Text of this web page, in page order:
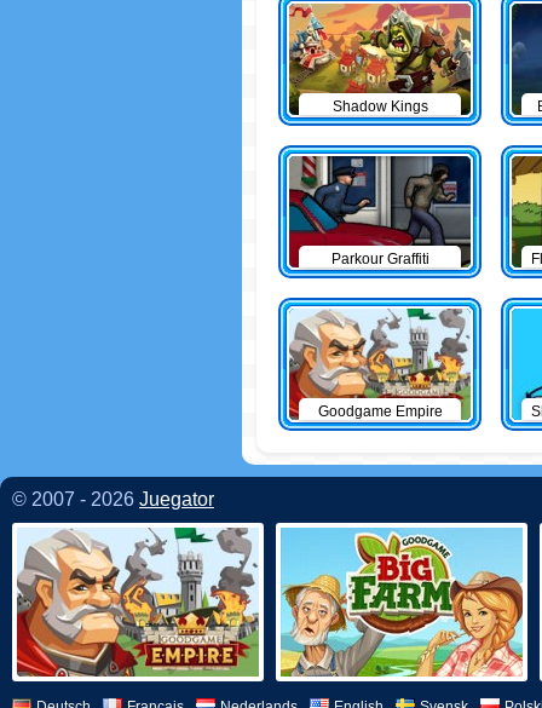
Shadow Kings
Parkour Graffiti
Goodgame Empire
© 2007 - 2026 Juegator